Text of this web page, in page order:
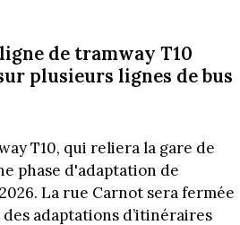
de tramway T10
plusieurs lignes de bus
T10, qui reliera la gare de
phase d'adaptation de
La rue Carnot sera fermée
adaptations d’itinéraires